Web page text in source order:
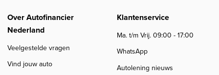
Over Autofinancier
Nederland
Veelgestelde vragen
Vind jouw auto
Klantenservice
Ma. t/m Vrij. 09:00 - 17:00
WhatsApp
Autolening nieuws